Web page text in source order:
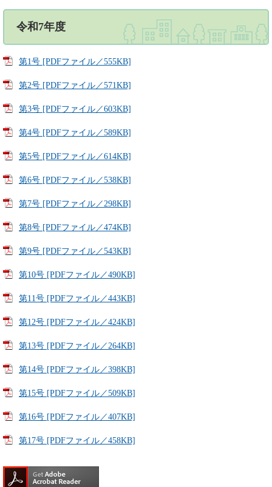
令和7年度
第1号 [PDFファイル／555KB]
第2号 [PDFファイル／571KB]
第3号 [PDFファイル／603KB]
第4号 [PDFファイル／589KB]
第5号 [PDFファイル／614KB]
第6号 [PDFファイル／538KB]
第7号 [PDFファイル／298KB]
第8号 [PDFファイル／474KB]
第9号 [PDFファイル／543KB]
第10号 [PDFファイル／490KB]
第11号 [PDFファイル／443KB]
第12号 [PDFファイル／424KB]
第13号 [PDFファイル／264KB]
第14号 [PDFファイル／398KB]
第15号 [PDFファイル／509KB]
第16号 [PDFファイル／407KB]
第17号 [PDFファイル／458KB]